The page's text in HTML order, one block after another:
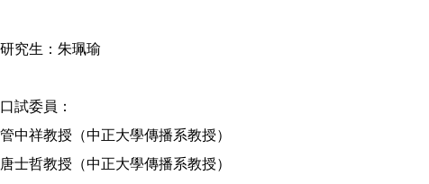
研究生：朱珮瑜
口試委員：
管中祥教授（中正大學傳播系教授）
唐士哲教授（中正大學傳播系教授）